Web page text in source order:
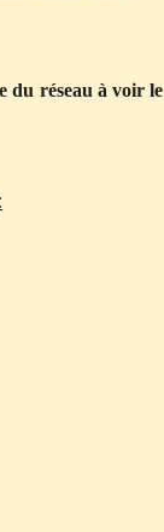
du réseau à voir le